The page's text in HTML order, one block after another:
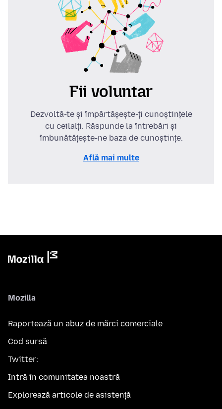
Fii voluntar
Dezvoltă-te și împărtășește-ți cunoștințele
cu ceilalți. Răspunde la întrebări și
îmbunătățește-ne baza de cunoștințe.
Află mai multe
Mozilla
Raportează un abuz de mărci comerciale
Cod sursă
Twitter:
Intră în comunitatea noastră
Explorează articole de asistență